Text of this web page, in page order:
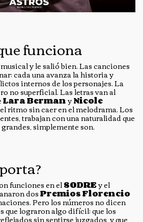
funciona
y le salió bien. Las canciones
cada una avanza la historia y
internos de los personajes. La
no superficial. Las letras van al
Lara BermanyNicole
ritmo sin caer en el melodrama. Los
trabajan con una naturalidad que
simplemente son.
funciones en elSODREy el
dosPremios Florencio
Pero los números no dicen
que lograron algo difícil: que los